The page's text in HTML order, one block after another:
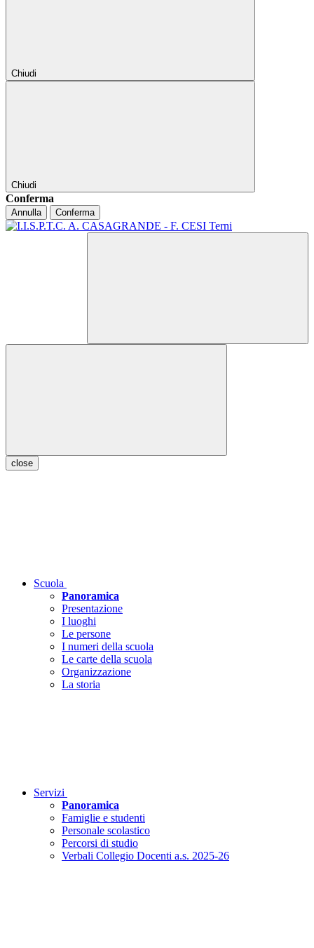
Chiudi
Chiudi
Conferma
Annulla Conferma
close
Scuola
Panoramica
Presentazione
I luoghi
Le persone
I numeri della scuola
Le carte della scuola
Organizzazione
La storia
Servizi
Panoramica
Famiglie e studenti
Personale scolastico
Percorsi di studio
Verbali Collegio Docenti a.s. 2025-26